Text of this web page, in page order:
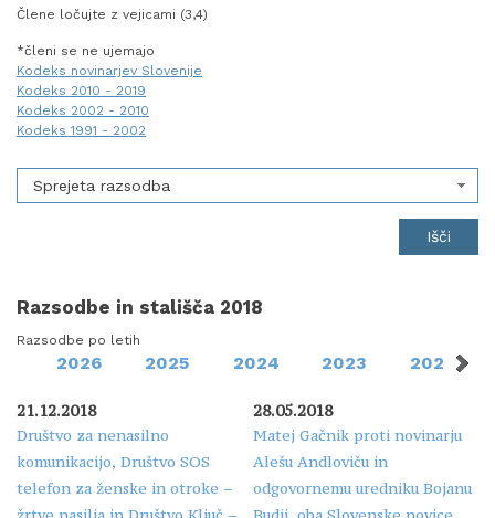
Člene ločujte z vejicami (3,4)
*členi se ne ujemajo
Kodeks novinarjev Slovenije
Kodeks 2010 - 2019
Kodeks 2002 - 2010
Kodeks 1991 - 2002
Sprejeta razsodba
Razsodbe in stališča 2018
Razsodbe po letih
2026 2025 2024 2023 2022
21.12.2018
Društvo za nenasilno
komunikacijo, Društvo SOS
telefon za ženske in otroke –
28.05.2018
Matej Gačnik proti novinarju
Alešu Andloviču in
odgovornemu uredniku Bojanu